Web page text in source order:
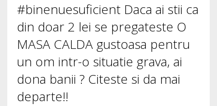
#binenuesuficient Daca ai stii ca
din doar 2 lei se pregateste O
MASA CALDA gustoasa pentru
un om intr-o situatie grava, ai
dona banii ? Citeste si da mai
departe!!